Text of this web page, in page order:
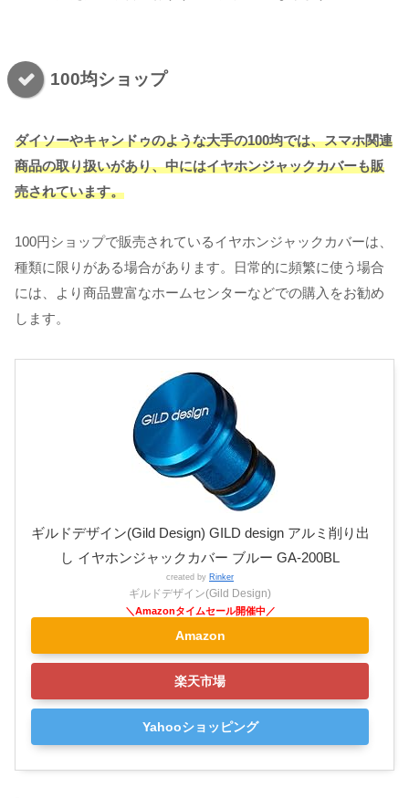
100均ショップ
ダイソーやキャンドゥのような大手の100均では、スマホ関連
商品の取り扱いがあり、中にはイヤホンジャックカバーも販
売されています。
100円ショップで販売されているイヤホンジャックカバーは、
種類に限りがある場合があります。日常的に頻繁に使う場合
には、より商品豊富なホームセンターなどでの購入をお勧め
します。
ギルドデザイン(Gild Design) GILD design アルミ削り出
し イヤホンジャックカバー ブルー GA-200BL
created by Rinker
ギルドデザイン(Gild Design)
Amazon
楽天市場
Yahooショッピング